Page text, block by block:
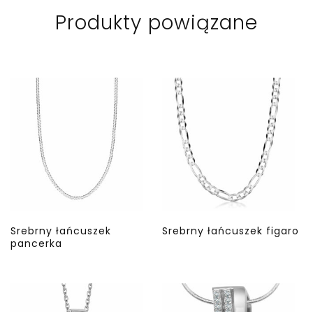
Produkty powiązane
Srebrny łańcuszek
pancerka
Srebrny łańcuszek figaro